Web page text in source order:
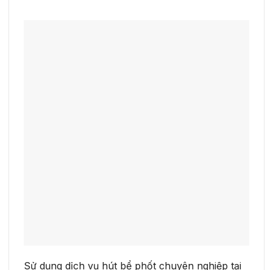
Sử dụng dịch vụ hút bể phốt chuyên nghiệp tại